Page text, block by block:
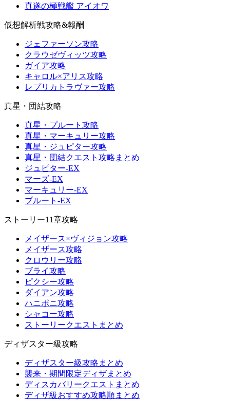
真遂の極戦艦 アイオワ
仮想解析戦攻略&報酬
ジェファーソン攻略
クラウゼヴィッツ攻略
ガイア攻略
キャロル×アリス攻略
レプリカトラヴァー攻略
真星・団結攻略
真星・プルート攻略
真星・マーキュリー攻略
真星・ジュピター攻略
真星・団結クエスト攻略まとめ
ジュピター-EX
マーズ-EX
マーキュリー-EX
プルート-EX
ストーリー11章攻略
メイザース×ヴィジョン攻略
メイザース攻略
クロウリー攻略
ブライ攻略
ピクシー攻略
ダイアン攻略
ハニポニ攻略
シャコー攻略
ストーリークエストまとめ
ディザスター級攻略
ディザスター級攻略まとめ
襲来・期間限定ディザまとめ
ディスカバリークエストまとめ
ディザ級おすすめ攻略順まとめ